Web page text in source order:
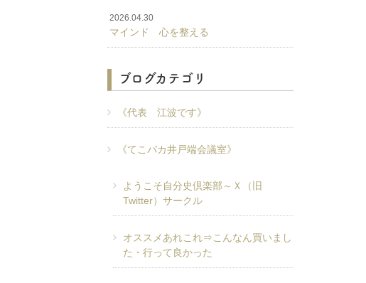
2026.04.30
マインド 心を整える
ブログカテゴリ
《代表 江波です》
《てこパカ井戸端会議室》
ようこそ自分史倶楽部～Ｘ（旧
Twitter）サークル
オススメあれこれ⇒こんなん買いまし
た・行って良かった